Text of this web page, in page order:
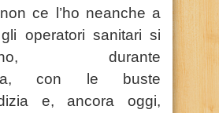
ce l’ho neanche a
operatori sanitari si
durante
con le buste
e, ancora oggi,